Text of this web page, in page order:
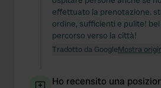
We use cookies to personalise
provide social media features and
We also share information about
our social media, advertising and
provided to them or that they’ve
effettuato la prenotazione.
ordine, sufficienti e pulite!
percorso verso la città!
Tradotto da GoogleMostra
Ho recensito una